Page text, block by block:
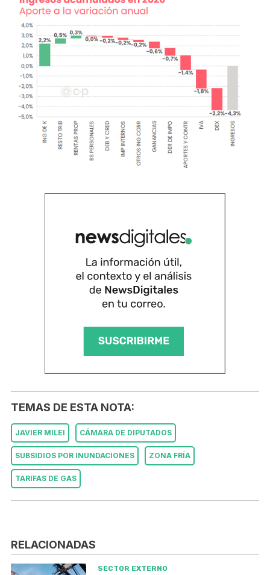
TEMAS DE ESTA NOTA:
JAVIER MILEI CÁMARA DE DIPUTADOS
SUBSIDIOS POR INUNDACIONES ZONA FRÍA
TARIFAS DE GAS
RELACIONADAS
SECTOR EXTERNO